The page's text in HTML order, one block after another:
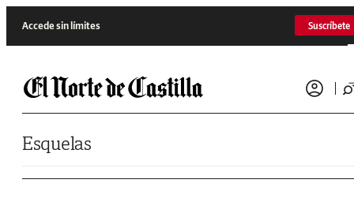
Accede sin límites Suscríbete
Esquelas